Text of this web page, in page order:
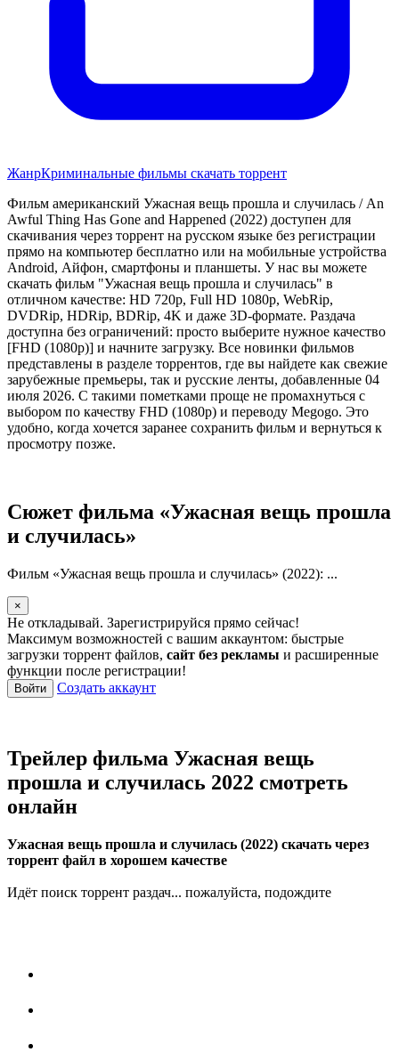
ЖанрКриминальные фильмы скачать торрент
Фильм американский Ужасная вещь прошла и случилась / An
Awful Thing Has Gone and Happened (2022) доступен для
скачивания через торрент на русском языке без регистрации
прямо на компьютер бесплатно или на мобильные устройства
Android, Айфон, смартфоны и планшеты. У нас вы можете
скачать фильм "Ужасная вещь прошла и случилась" в
отличном качестве: HD 720p, Full HD 1080p, WebRip,
DVDRip, HDRip, BDRip, 4K и даже 3D-формате. Раздача
доступна без ограничений: просто выберите нужное качество
[FHD (1080p)] и начните загрузку. Все новинки фильмов
представлены в разделе торрентов, где вы найдете как свежие
зарубежные премьеры, так и русские ленты, добавленные 04
июля 2026. С такими пометками проще не промахнуться с
выбором по качеству FHD (1080p) и переводу Megogo. Это
удобно, когда хочется заранее сохранить фильм и вернуться к
просмотру позже.
Сюжет фильма «Ужасная вещь прошла
и случилась»
Фильм «Ужасная вещь прошла и случилась» (2022): ...
×
Не откладывай. Зарегистрируйся прямо сейчас!
Максимум возможностей с вашим аккаунтом: быстрые
загрузки торрент файлов, сайт без рекламы и расширенные
функции после регистрации!
Войти Создать аккаунт
Трейлер фильма Ужасная вещь
прошла и случилась 2022 смотреть
онлайн
Ужасная вещь прошла и случилась (2022) скачать через
торрент файл в хорошем качестве
Идёт поиск торрент раздач... пожалуйста, подождите